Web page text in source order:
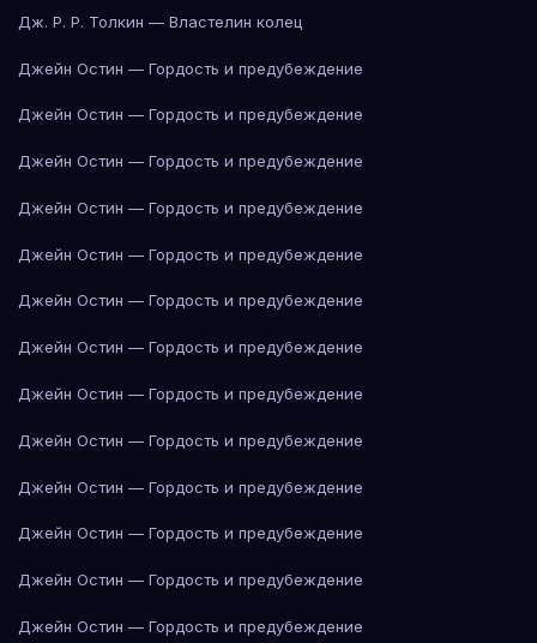
Дж. Р. Р. Толкин — Властелин колец
Джейн Остин — Гордость и предубеждение
Джейн Остин — Гордость и предубеждение
Джейн Остин — Гордость и предубеждение
Джейн Остин — Гордость и предубеждение
Джейн Остин — Гордость и предубеждение
Джейн Остин — Гордость и предубеждение
Джейн Остин — Гордость и предубеждение
Джейн Остин — Гордость и предубеждение
Джейн Остин — Гордость и предубеждение
Джейн Остин — Гордость и предубеждение
Джейн Остин — Гордость и предубеждение
Джейн Остин — Гордость и предубеждение
Джейн Остин — Гордость и предубеждение